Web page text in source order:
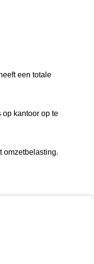
een totale
op kantoor op te
omzetbelasting.